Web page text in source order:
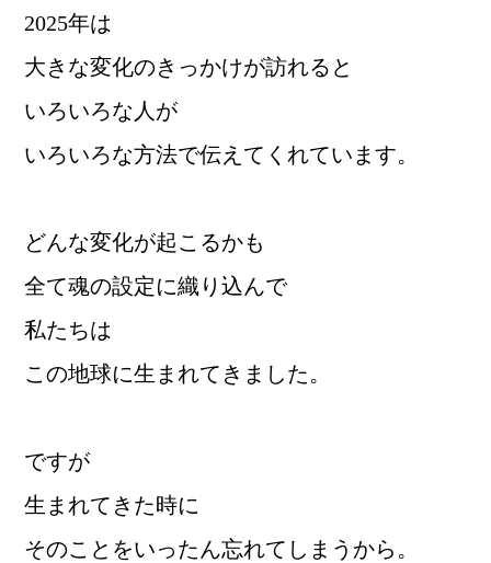
2025年は
大きな変化のきっかけが訪れると
いろいろな人が
いろいろな方法で伝えてくれています。
どんな変化が起こるかも
全て魂の設定に織り込んで
私たちは
この地球に生まれてきました。
ですが
生まれてきた時に
そのことをいったん忘れてしまうから。